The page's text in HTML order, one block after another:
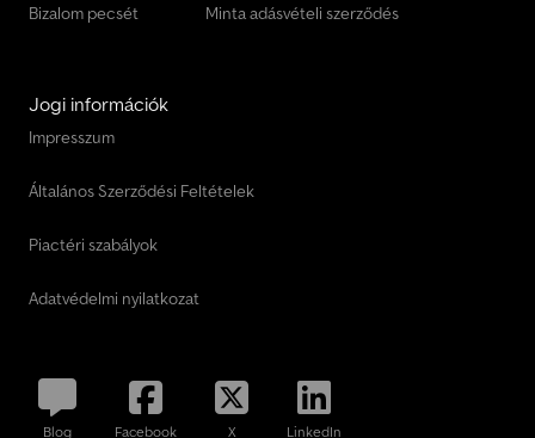
Bizalom pecsét Minta adásvételi szerződés
Jogi információk
Impresszum
Általános Szerződési Feltételek
Piactéri szabályok
Adatvédelmi nyilatkozat
Blog Facebook X LinkedIn